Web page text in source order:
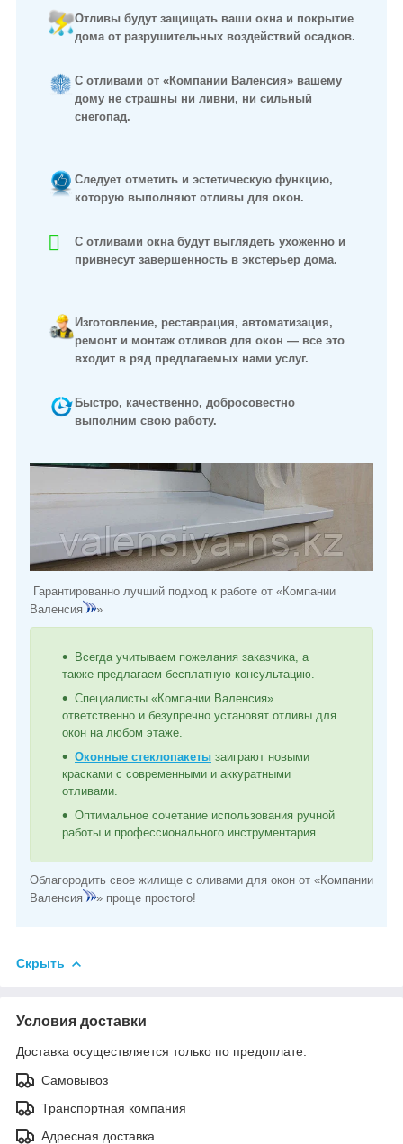
Отливы будут защищать ваши окна и покрытие
дома от разрушительных воздействий осадков.
С отливами от «Компании Валенсия» вашему
дому не страшны ни ливни, ни сильный
снегопад.
Следует отметить и эстетическую функцию,
которую выполняют отливы для окон.
С отливами окна будут выглядеть ухоженно и
привнесут завершенность в экстерьер дома.
Изготовление, реставрация, автоматизация,
ремонт и монтаж отливов для окон — все это
входит в ряд предлагаемых нами услуг.
Быстро, качественно, добросовестно
выполним свою работу.
Гарантированно лучший подход к работе от «Компании
Валенсия
»
Всегда учитываем пожелания заказчика, а
также предлагаем бесплатную консультацию.
Специалисты «Компании Валенсия»
ответственно и безупречно установят отливы для
окон на любом этаже.
Оконные стеклопакеты заиграют новыми
красками с современными и аккуратными
отливами.
Оптимальное сочетание использования ручной
работы и профессионального инструментария.
Облагородить свое жилище с оливами для окон от «Компании
Валенсия
» проще простого!
Скрыть
Условия доставки
Доставка осуществляется только по предоплате.
Самовывоз
Транспортная компания
Адресная доставка